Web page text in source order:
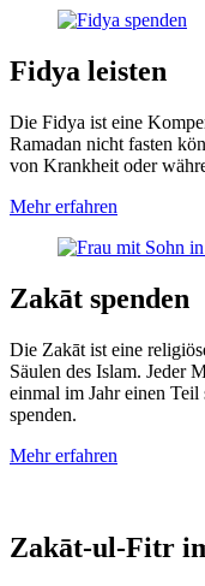
Fidya leisten
Die Fidya ist eine
Ramadan nicht fasten
von Krank­­heit oder
Mehr erfahren
Zakāt spenden
Die Zakāt ist eine
Säulen des Islam. Jeder
einmal im Jahr einen Teil
spenden.
Mehrerfahren
Zakāt-ul-Fitr